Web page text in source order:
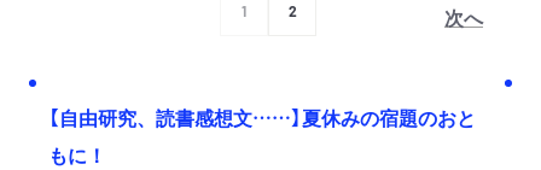
1 2 次へ
【自由研究、読書感想文……】夏休みの宿題のおと
もに！